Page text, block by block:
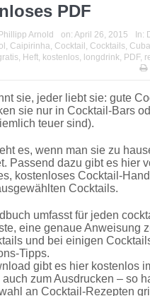
PDF
Phillipp Arnold on: April 26, 2015 In:
, Caipirinha, Cocktail , Cocktails,
, Heft, kostenlos, longdrink, PDF,
sie, jeder liebt sie: gute
sie nur in Cocktail-Bars
teuer sind).
es, wenn man sie zu
Passend dazu gibt es hier
kostenloses Cocktail-
Cocktails.
umfasst für jeden
eine genaue Anweisung
und bei einigen
Tipps.
gibt es hier kostenlos
auch zum Ausdrucken – so
an Cocktail-Rezepten